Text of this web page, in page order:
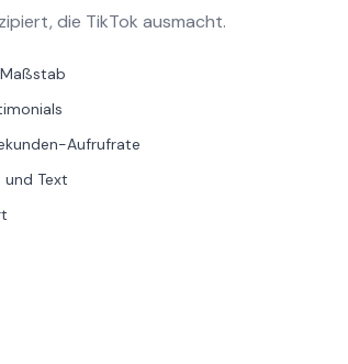
die TikTok ausmacht.
Aufrufrate
Text